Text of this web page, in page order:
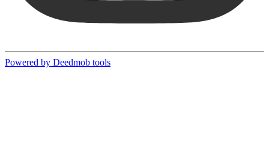
Powered by Deedmob tools